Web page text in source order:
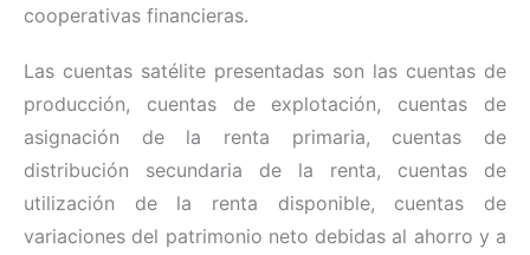
cooperativas financieras.
Las cuentas satélite presentadas son las cuentas de
producción, cuentas de explotación, cuentas de
asignación de la renta primaria, cuentas de
distribución secundaria de la renta, cuentas de
utilización de la renta disponible, cuentas de
variaciones del patrimonio neto debidas al ahorro y a